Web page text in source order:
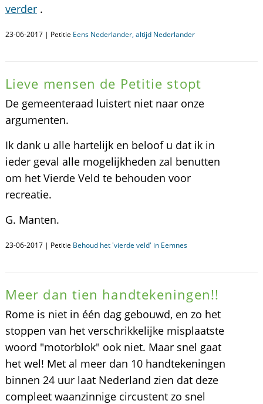
verder.
23-06-2017 | Petitie Eens Nederlander, altijd Nederlander
Lieve mensen de Petitie stopt
De gemeenteraad luistert niet naar onze
argumenten.
Ik dank u alle hartelijk en beloof u dat ik in
ieder geval alle mogelijkheden zal benutten
om het Vierde Veld te behouden voor
recreatie.
G. Manten.
23-06-2017 | Petitie Behoud het 'vierde veld' in Eemnes
Meer dan tien handtekeningen!!
Rome is niet in één dag gebouwd, en zo het
stoppen van het verschrikkelijke misplaatste
woord "motorblok" ook niet. Maar snel gaat
het wel! Met al meer dan 10 handtekeningen
binnen 24 uur laat Nederland zien dat deze
compleet waanzinnige circustent zo snel